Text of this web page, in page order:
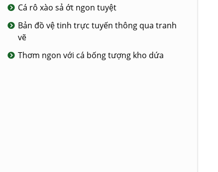
Cá rô xào sả ớt ngon tuyệt
Bản đồ vệ tinh trực tuyến thông qua tranh
vẽ
Thơm ngon với cá bống tượng kho dứa